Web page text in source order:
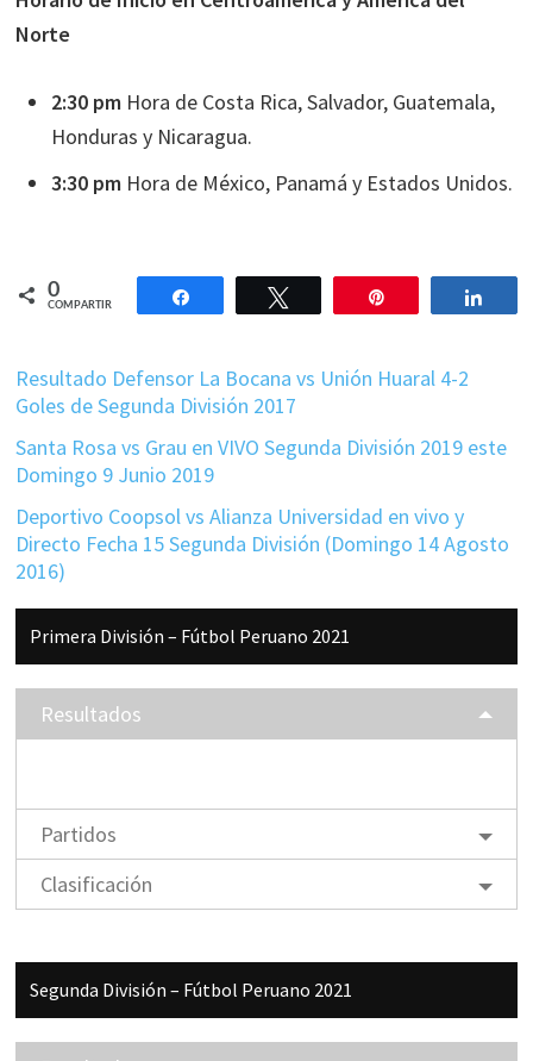
Norte
2:30 pm Hora de Costa Rica, Salvador, Guatemala,
Honduras y Nicaragua.
3:30 pm Hora de México, Panamá y Estados Unidos.
0
COMPARTIR
Compartir
Resultado Defensor La Bocana vs Unión Huaral 4-2
Goles de Segunda División 2017
Santa Rosa vs Grau en VIVO Segunda División 2019 este
Domingo 9 Junio 2019
Deportivo Coopsol vs Alianza Universidad en vivo y
Directo Fecha 15 Segunda División (Domingo 14 Agosto
2016)
Barra
lateral
principal
Primera División – Fútbol Peruano 2021
Resultados
Partidos
Clasificación
Segunda División – Fútbol Peruano 2021